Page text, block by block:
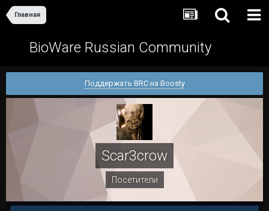
Главная
BioWare Russian Community
Поддержать BRC на Boosty
Scar3crow
Посетители